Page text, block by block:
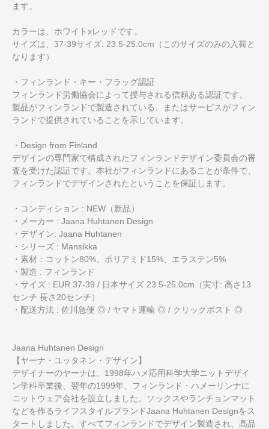
ます。
カラーは、ホワイトxレッドです。
サイズは、37-39サイズ: 23.5-25.0cm（このサイズのみの入荷と
なります）
・フィンランド・キー・フラッグ認証
フィンランド労働協会によって授与される信頼ある認証です。
製品がフィンランドで製造されている、またはサービスがフィン
ランドで提供されていることを示しています。
・Design from Finland
デザインの専門家で構成されたフィンランドデザイン委員会の審
査を受けた認証です。本社がフィンランドにあることが条件で、
フィンランドでデザインされたということを保証します。
・コンディション : NEW（新品）
・メーカー : Jaana Huhtanen Design
・デザイン: Jaana Huhtanen
・シリーズ : Mansikka
・素材：コットン80%、ポリアミド15%、エラステン5%
・製造 : フィンランド
・サイズ : EUR 37-39 / 日本サイズ 23.5-25.0cm（実寸: 高さ13
センチ 長さ20センチ）
・配送方法 : 佐川急便 ◎ / ヤマト運輸 ◎ / クリックポスト ◎
Jaana Huhtanen Design
【ヤーナ・ユッタネン・デザイン】
デザイナーのヤーナは、1998年ハメ応用科学大学ニットデザイ
ン学科卒業後、翌年の1999年、フィンランド・ハメーリンナに
ニットウェア会社を設立しました。ソックスやランチョンマット
などを作るライフスタイルブランドJaana Huhtanen Designをス
タートしました。すべてフィンランドでデザイン製造され、高品